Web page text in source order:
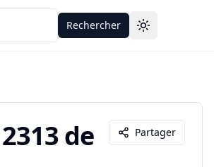
Rechercher Toggle theme
de
Partager